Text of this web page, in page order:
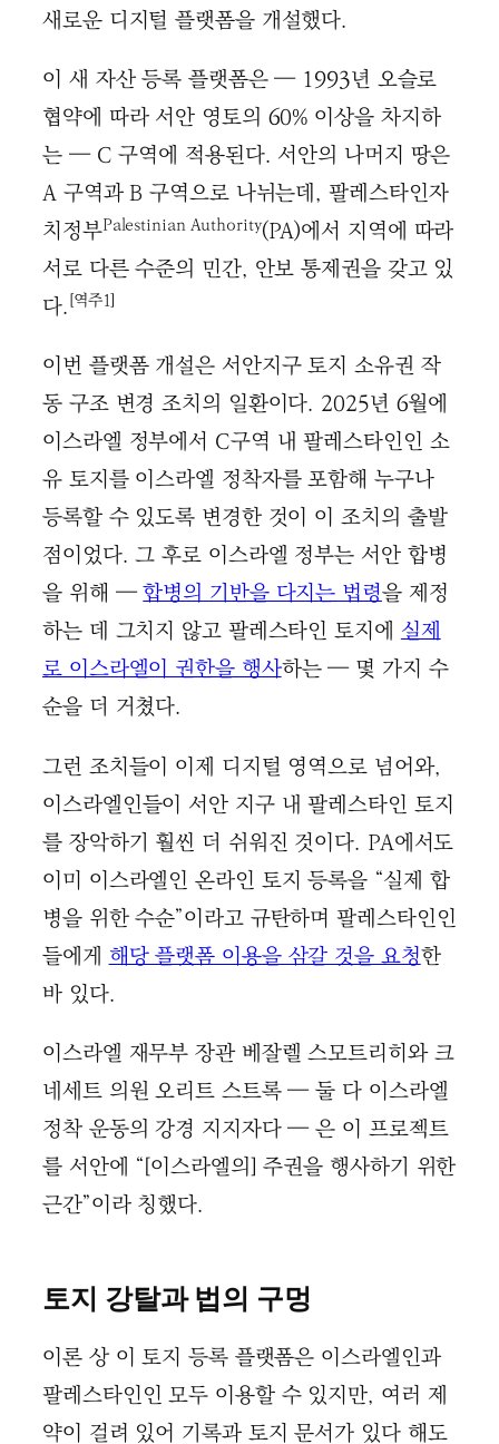
새로운 디지털 플랫폼을 개설했다.
이 새 자산 등록 플랫폼은 — 1993년 오슬로
협약에 따라 서안 영토의 60% 이상을 차지하
는 — C 구역에 적용된다. 서안의 나머지 땅은
A 구역과 B 구역으로 나뉘는데, 팔레스타인자
치정부Palestinian Authority(PA)에서 지역에 따라
서로 다른 수준의 민간, 안보 통제권을 갖고 있
다.[역주1]
이번 플랫폼 개설은 서안지구 토지 소유권 작
동 구조 변경 조치의 일환이다. 2025년 6월에
이스라엘 정부에서 C구역 내 팔레스타인인 소
유 토지를 이스라엘 정착자를 포함해 누구나
등록할 수 있도록 변경한 것이 이 조치의 출발
점이었다. 그 후로 이스라엘 정부는 서안 합병
을 위해 —합병의 기반을 다지는 법령을 제정
하는 데 그치지 않고 팔레스타인 토지에실제
로 이스라엘이 권한을 행사하는 — 몇 가지 수
순을 더 거쳤다.
그런 조치들이 이제 디지털 영역으로 넘어와,
이스라엘인들이 서안 지구 내 팔레스타인 토지
를 장악하기 훨씬 더 쉬워진 것이다. PA에서도
이미 이스라엘인 온라인 토지 등록을 “실제 합
병을 위한 수순”이라고 규탄하며 팔레스타인인
들에게해당 플랫폼 이용을 삼갈 것을 요청한
바 있다.
이스라엘 재무부 장관 베잘렐 스모트리히와 크
네세트 의원 오리트 스트록 — 둘 다 이스라엘
정착 운동의 강경 지지자다 — 은 이 프로젝트
를 서안에 “[이스라엘의] 주권을 행사하기 위한
근간”이라 칭했다.
토지 강탈과 법의 구멍
이론 상 이 토지 등록 플랫폼은 이스라엘인과
팔레스타인인 모두 이용할 수 있지만, 여러 제
약이 걸려 있어 기록과 토지 문서가 있다 해도